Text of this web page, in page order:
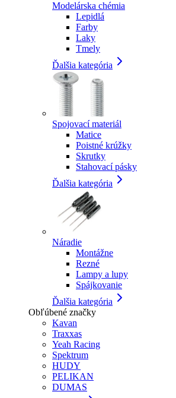
Modelárska chémia
Lepidlá
Farby
Laky
Tmely
Ďalšia kategória
Spojovací materiál
Matice
Poistné krúžky
Skrutky
Stahovací pásky
Ďalšia kategória
Náradie
Montážne
Rezné
Lampy a lupy
Spájkovanie
Ďalšia kategória
Obľúbené značky
Kavan
Traxxas
Yeah Racing
Spektrum
HUDY
PELIKAN
DUMAS